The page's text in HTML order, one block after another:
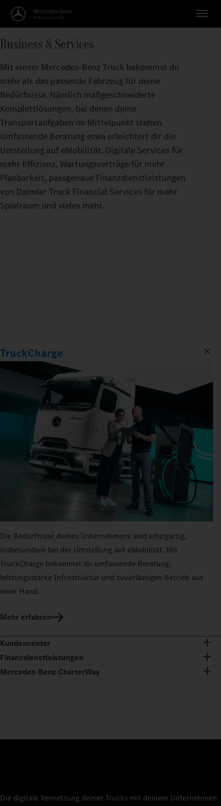
Business & Services
Mit einem Mercedes-Benz Truck bekommst du
mehr als das passende Fahrzeug für deine
Bedürfnisse. Nämlich maßgeschneiderte
Komplettlösungen, bei denen deine
Transportaufgaben im Mittelpunkt stehen.
Umfassende Beratung etwa erleichtert dir die
Umstellung auf eMobilität. Digitale Services für
mehr Effizienz, Wartungsverträge für mehr
Planbarkeit, passgenaue Finanzdienstleistungen
von Daimler Truck Financial Services für mehr
Spielraum und vieles mehr.
TruckCharge
Die Bedürfnisse deines Unternehmens sind einzigartig,
insbesondere bei der Umstellung auf eMobilität. Mit
TruckCharge bekommst du umfassende Beratung,
leistungsstarke Infrastruktur und zuverlässigen Betrieb aus
einer Hand.
Mehr erfahren
Kundencenter
Finanzdienstleistungen
Mercedes-Benz CharterWay
Die digitale Vernetzung deiner Trucks mit deinem Unternehmen